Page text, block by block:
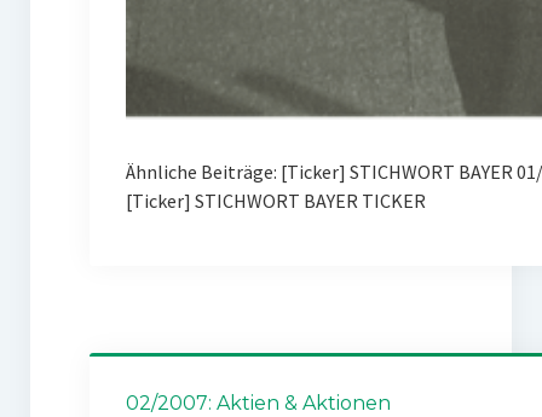
Ähnliche Beiträge: [Ticker] STICHWORT BAYER
[Ticker] STICHWORT BAYER TICKER
02/2007: Aktien & Aktionen